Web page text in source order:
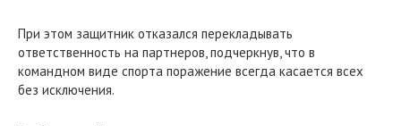
При этом защитник отказался перекладывать
ответственность на партнеров, подчеркнув, что в
командном виде спорта поражение всегда касается всех
без исключения.